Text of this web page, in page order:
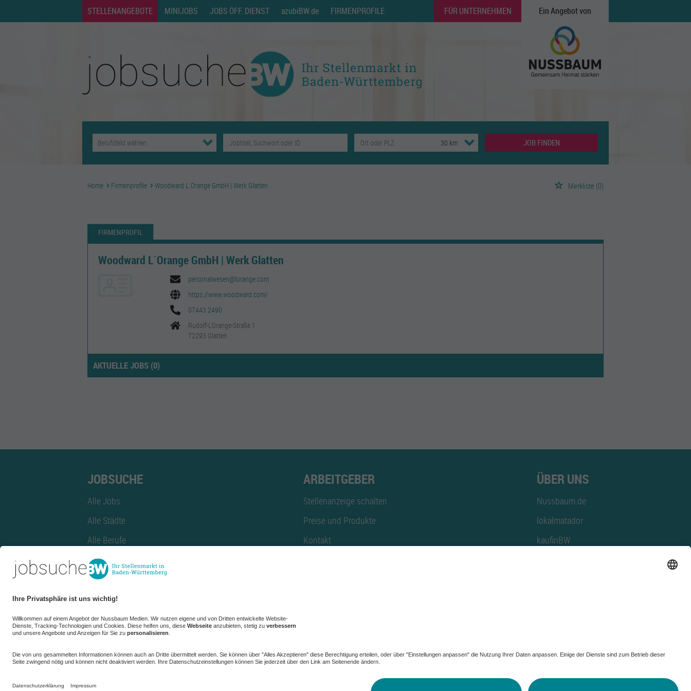
STELLENANGEBOTE MINIJOBS JOBS ÖFF. DIENST azubiBW.de FIRMENPROFILE FÜR UNTERNEHMEN Ein Angebot von
JOB FINDEN
Home Firmenprofile Woodward L`Orange GmbH | Werk Glatten Merkliste (0)
FIRMENPROFIL
Woodward L`Orange GmbH | Werk Glatten
personalwesen@lorange.com
https://www.woodward.com/
07443 2490
Rudolf-L'Orange-Straße 1
72293 Glatten
AKTUELLE JOBS (0)
JOBSUCHE
Alle Jobs
Alle Städte
Alle Berufe
Alle Berufe nach Stadt
Alle Tätigkeitsbereiche
Alle Tätigkeitsbereiche nach Stadt
azubiBW.de
Minijobs
Firmenprofil
ARBEITGEBER
Stellenanzeige schalten
Preise und Produkte
Kontakt
ÜBER UNS
Nussbaum.de
lokalmatador
kaufinBW